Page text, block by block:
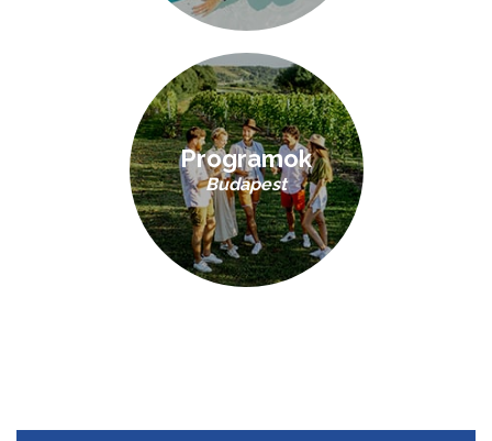
Programok
Budapest